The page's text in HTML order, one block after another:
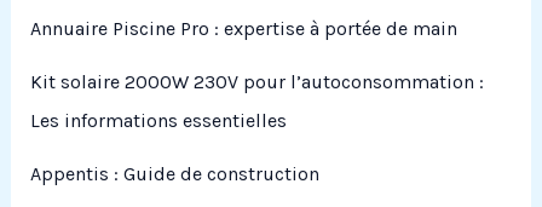
Annuaire Piscine Pro : expertise à portée de main
Kit solaire 2000W 230V pour l’autoconsommation :
Les informations essentielles
Appentis : Guide de construction